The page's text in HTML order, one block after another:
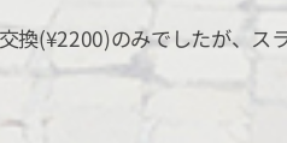
換(¥2200)のみでしたが、ス